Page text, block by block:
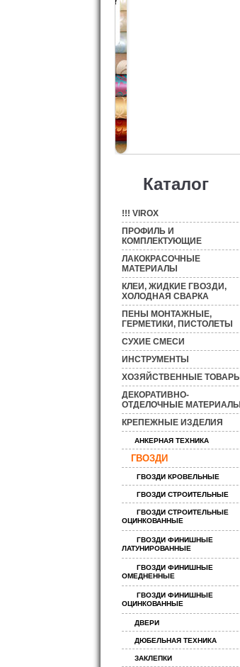
Каталог
!!! VIROX
ПРОФИЛЬ И
КОМПЛЕКТУЮЩИЕ
ЛАКОКРАСОЧНЫЕ
МАТЕРИАЛЫ
КЛЕИ, ЖИДКИЕ ГВОЗДИ,
ХОЛОДНАЯ СВАРКА
ПЕНЫ МОНТАЖНЫЕ,
ГЕРМЕТИКИ, ПИСТОЛЕТЫ
СУХИЕ СМЕСИ
ИНСТРУМЕНТЫ
ХОЗЯЙСТВЕННЫЕ ТОВАРЫ
ДЕКОРАТИВНО-
ОТДЕЛОЧНЫЕ МАТЕРИАЛЫ
КРЕПЕЖНЫЕ ИЗДЕЛИЯ
АНКЕРНАЯ ТЕХНИКА
ГВОЗДИ
ГВОЗДИ КРОВЕЛЬНЫЕ
ГВОЗДИ СТРОИТЕЛЬНЫЕ
ГВОЗДИ СТРОИТЕЛЬНЫЕ
ОЦИНКОВАННЫЕ
ГВОЗДИ ФИНИШНЫЕ
ЛАТУНИРОВАННЫЕ
ГВОЗДИ ФИНИШНЫЕ
ОМЕДНЕННЫЕ
ГВОЗДИ ФИНИШНЫЕ
ОЦИНКОВАННЫЕ
ДВЕРИ
ДЮБЕЛЬНАЯ ТЕХНИКА
ЗАКЛЕПКИ